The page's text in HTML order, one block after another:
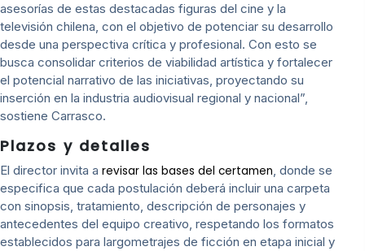
asesorías de estas destacadas figuras del cine y la
televisión chilena, con el objetivo de potenciar su desarrollo
desde una perspectiva crítica y profesional. Con esto se
busca consolidar criterios de viabilidad artística y fortalecer
el potencial narrativo de las iniciativas, proyectando su
inserción en la industria audiovisual regional y nacional”,
sostiene Carrasco.
Plazos y detalles
El director invita a revisar las bases del certamen, donde se
especifica que cada postulación deberá incluir una carpeta
con sinopsis, tratamiento, descripción de personajes y
antecedentes del equipo creativo, respetando los formatos
establecidos para largometrajes de ficción en etapa inicial y